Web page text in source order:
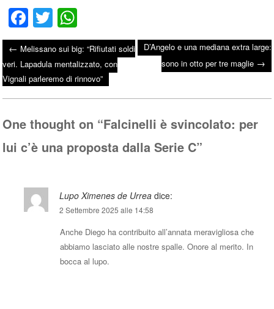
Fa
ce
bo
ok
T
wi
tte
r
ha
ts
A
pp
Post navigation
← Melissano sui big: “Rifiutati soldi
veri. Lapadula mentalizzato, con
Vignali parleremo di rinnovo”
D’Angelo e una mediana extra large:
sono in otto per tre maglie →
One thought on “Falcinelli è svincolato: per
lui c’è una proposta dalla Serie C”
Lupo Ximenes de Urrea dice:
2 Settembre 2025 alle 14:58
Anche Diego ha contribuito all’annata meravigliosa che
abbiamo lasciato alle nostre spalle. Onore al merito. In
bocca al lupo.